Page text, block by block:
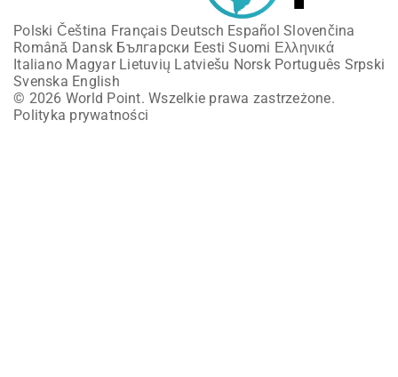
Polski Čeština Français Deutsch Español Slovenčina
Română Dansk Български Eesti Suomi Ελληνικά
Italiano Magyar Lietuvių Latviešu Norsk Português Srpski
Svenska English
© 2026 World Point. Wszelkie prawa zastrzeżone.
Polityka prywatności